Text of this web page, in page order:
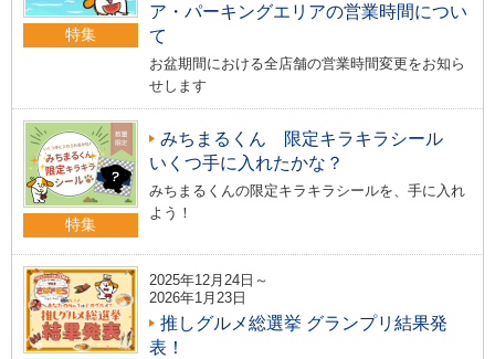
特集
ア・パーキングエリアの営業時間につい
て
お盆期間における全店舗の営業時間変更をお知ら
せします
特集
みちまるくん 限定キラキラシール
いくつ手に入れたかな？
みちまるくんの限定キラキラシールを、手に入れ
よう！
2025年12月24日～
2026年1月23日
推しグルメ総選挙 グランプリ結果発
表！